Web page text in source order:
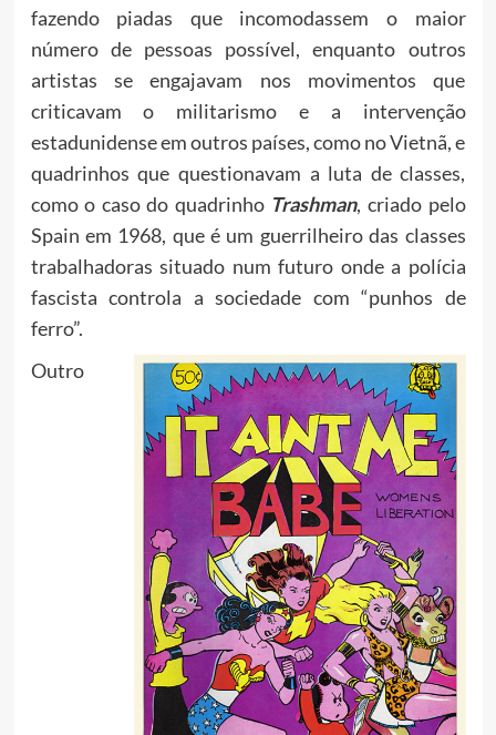
fazendo piadas que incomodassem o maior
número de pessoas possível, enquanto outros
artistas se engajavam nos movimentos que
criticavam o militarismo e a intervenção
estadunidense em outros países, como no Vietnã, e
quadrinhos que questionavam a luta de classes,
como o caso do quadrinho Trashman, criado pelo
Spain em 1968, que é um guerrilheiro das classes
trabalhadoras situado num futuro onde a polícia
fascista controla a sociedade com “punhos de
ferro”.
Outro